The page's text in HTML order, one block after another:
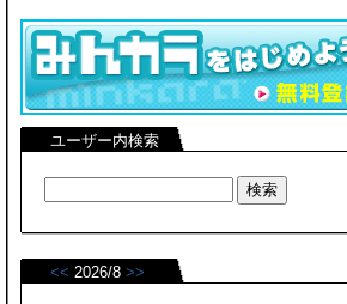
ユーザー内検索
<< 2026/8 >>